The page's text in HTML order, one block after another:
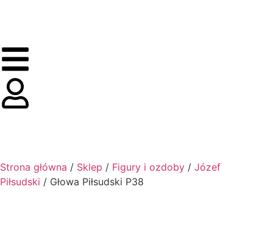
Strona główna / Sklep / Figury i ozdoby / Józef
Piłsudski / Głowa Piłsudski P38